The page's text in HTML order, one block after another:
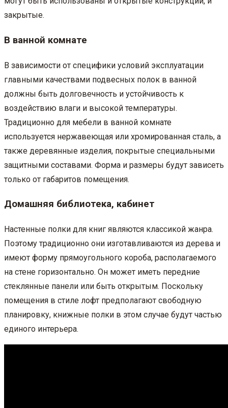
закрытые.
В ванной комнате
В зависимости от специфики условий эксплуатации
главными качествами подвесных полок в ванной
должны быть долговечность и устойчивость к
воздействию влаги и высокой температуры.
Традиционно для мебели в ванной комнате
используется нержавеющая или хромированная сталь, а
также деревянные изделия, покрытые специальными
защитными составами. Форма и размеры будут зависеть
только от габаритов помещения.
Домашняя библиотека, кабинет
Настенные полки для книг являются классикой жанра.
Поэтому традиционно они изготавливаются из дерева и
имеют форму прямоугольного короба, располагаемого
на стене горизонтально. Он может иметь передние
стеклянные панели или быть открытым. Поскольку
помещения в стиле лофт предполагают свободную
планировку, книжные полки в этом случае будут частью
единого интерьера.